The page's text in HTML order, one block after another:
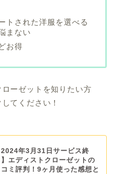
トされた洋服を選べる
まない
お得
ーゼットを知りたい方
てください！
2024年3月31日サービス終
】エディストクローゼットの
コミ評判！9ヶ月使った感想と